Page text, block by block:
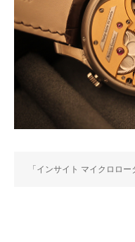
「インサイト マイクロロ